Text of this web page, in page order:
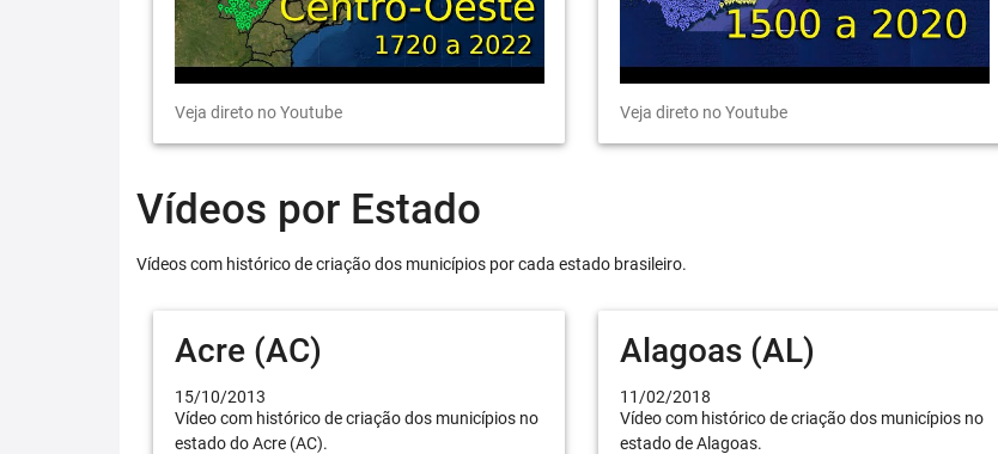
Veja direto no Youtube Veja direto no Youtube
Vídeos por Estado
Vídeos com histórico de criação dos municípios por cada estado brasileiro.
Acre (AC)
15/10/2013
Vídeo com histórico de criação dos municípios no
estado do Acre (AC).
Alagoas (AL)
11/02/2018
Vídeo com histórico de criação dos municípios no
estado de Alagoas.